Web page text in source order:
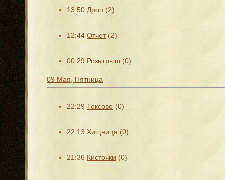
13:50 Дроп (2)
12:44 Отчет (2)
00:29 Розыгрыш (0)
09 Мая, Пятница
22:29 Токсово (0)
22:13 Хищница (0)
21:36 Кисточки (0)